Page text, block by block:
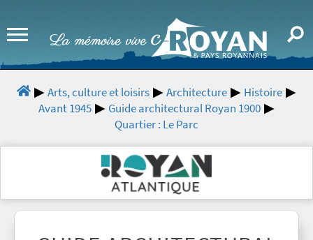
Arts, culture et loisirs Architecture
Histoire
Avant 1945
Guide architectural Royan 1900
Quartier : Le Parc